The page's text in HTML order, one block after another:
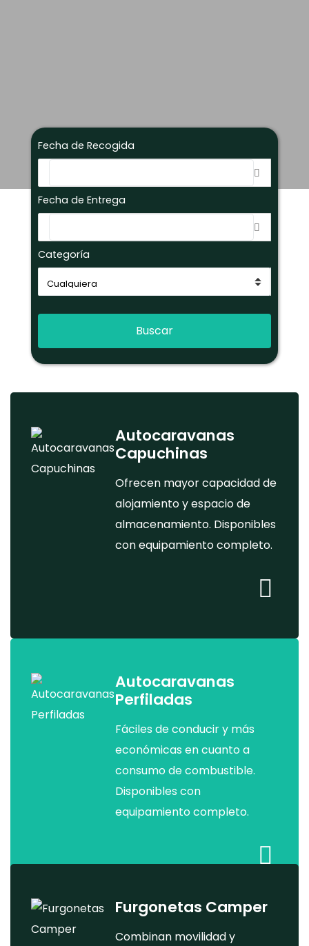
Fecha de Recogida
Fecha de Entrega
Categoría
Buscar
Autocaravanas
Capuchinas
Ofrecen mayor capacidad de
alojamiento y espacio de
almacenamiento. Disponibles
con equipamiento completo.
Autocaravanas
Perfiladas
Fáciles de conducir y más
económicas en cuanto a
consumo de combustible.
Disponibles con
equipamiento completo.
Furgonetas Camper
Combinan movilidad y